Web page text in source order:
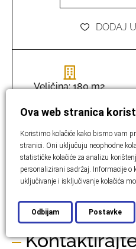
DODAJ
Veličina: 180 m2
Spavaće sobe: 4
Veličina zemljišta:
221 m2
Ova web stranica
Koristimo kolačiće kako bismo vam
stranici. Oni uključuju neophodne
statističke kolačiće za analizu
personalizirani sadržaj. Informacije o
uključivanje i isključivanje kolačića
Odbijam Postavke